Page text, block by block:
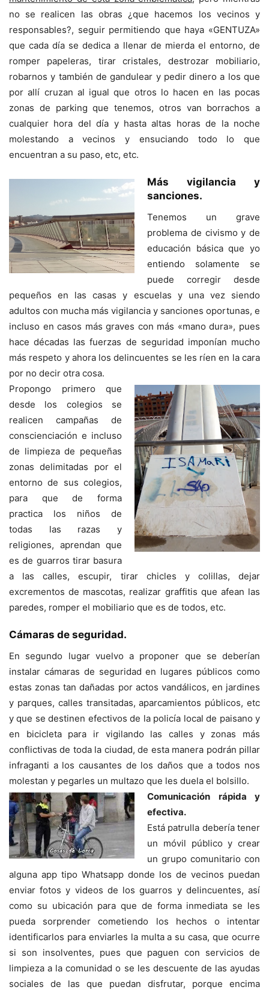
no se realicen las obras ¿que hacemos los vecinos y
responsables?, seguir permitiendo que haya «GENTUZA»
que cada día se dedica a llenar de mierda el entorno, de
romper papeleras, tirar cristales, destrozar mobiliario,
robarnos y también de gandulear y pedir dinero a los que
por allí cruzan al igual que otros lo hacen en las pocas
zonas de parking que tenemos, otros van borrachos a
cualquier hora del día y hasta altas horas de la noche
molestando a vecinos y ensuciando todo lo que
encuentran a su paso, etc, etc.
Más vigilancia y
sanciones.
Tenemos un grave
problema de civismo y de
educación básica que yo
entiendo solamente se
puede corregir desde
pequeños en las casas y escuelas y una vez siendo
adultos con mucha más vigilancia y sanciones oportunas, e
incluso en casos más graves con más «mano dura», pues
hace décadas las fuerzas de seguridad imponían mucho
más respeto y ahora los delincuentes se les ríen en la cara
por no decir otra cosa.
Propongo primero que
desde los colegios se
realicen campañas de
conscienciación e incluso
de limpieza de pequeñas
zonas delimitadas por el
entorno de sus colegios,
para que de forma
practica los niños de
todas las razas y
religiones, aprendan que
es de guarros tirar basura
a las calles, escupir, tirar chicles y colillas, dejar
excrementos de mascotas, realizar graffitis que afean las
paredes, romper el mobiliario que es de todos, etc.
Cámaras de seguridad.
En segundo lugar vuelvo a proponer que se deberían
instalar cámaras de seguridad en lugares públicos como
estas zonas tan dañadas por actos vandálicos, en jardines
y parques, calles transitadas, aparcamientos públicos, etc
y que se destinen efectivos de la policía local de paisano y
en bicicleta para ir vigilando las calles y zonas más
conflictivas de toda la ciudad, de esta manera podrán pillar
infraganti a los causantes de los daños que a todos nos
molestan y pegarles un multazo que les duela el bolsillo.
Comunicación rápida y
efectiva.
Está patrulla debería tener
un móvil público y crear
un grupo comunitario con
alguna app tipo Whatsapp donde los de vecinos puedan
enviar fotos y videos de los guarros y delincuentes, así
como su ubicación para que de forma inmediata se les
pueda sorprender cometiendo los hechos o intentar
identificarlos para enviarles la multa a su casa, que ocurre
si son insolventes, pues que paguen con servicios de
limpieza a la comunidad o se les descuente de las ayudas
sociales de las que puedan disfrutar, porque encima